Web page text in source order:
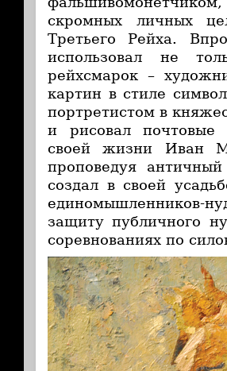
скромных личных
Третьего Рейха.
использовал не
рейхсмарок –
картин в стиле
портретистом в
и рисовал
своей жизни Иван
проповедуя
создал в своей
единомышленников-
защиту публичного
соревнованиях по